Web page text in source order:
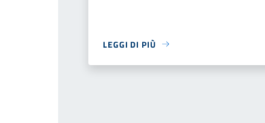
LEGGI DI PIÙ